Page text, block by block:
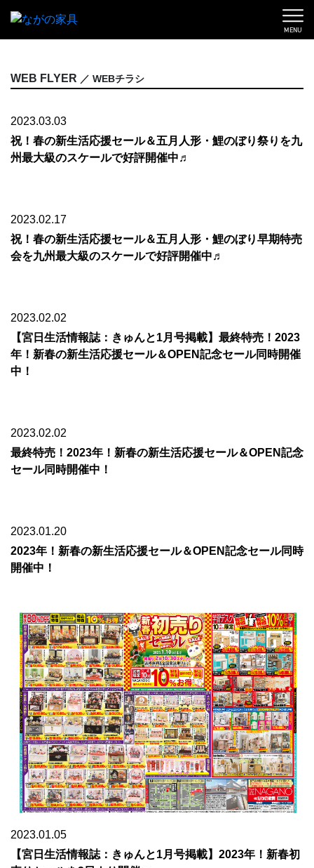
MENU
WEB FLYER ／ WEBチラシ
2023.03.03
祝！春の新生活応援セール＆五月人形・鯉のぼり祭りを九
州最大級のスケールで好評開催中♬
2023.02.17
祝！春の新生活応援セール＆五月人形・鯉のぼり早期特売
会を九州最大級のスケールで好評開催中♬
2023.02.02
【宮日生活情報誌：きゅんと1月号掲載】最終特売！2023
年！新春の新生活応援セール＆OPEN記念セール同時開催
中！
2023.02.02
最終特売！2023年！新春の新生活応援セール＆OPEN記念
セール同時開催中！
2023.01.20
2023年！新春の新生活応援セール＆OPEN記念セール同時
開催中！
2023.01.05
【宮日生活情報誌：きゅんと1月号掲載】2023年！新春初